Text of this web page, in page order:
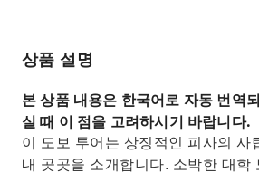
현지 가이드와 함께 중세 토스카
기적의 광장과 피사의 사탑을
상품 설명
본 상품 내용은 한국어로 자동 번역
실 때 이 점을 고려하시기 바랍니다.
이 도보 투어는 상징적인 피사의 사
내 곳곳을 소개합니다. 소박한 대학